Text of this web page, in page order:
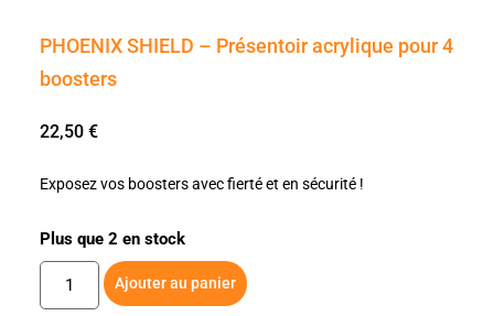
PHOENIX SHIELD – Présentoir acrylique pour 4
boosters
22,50 €
Exposez vos boosters avec fierté et en sécurité !
Plus que 2 en stock
Ajouter au panier